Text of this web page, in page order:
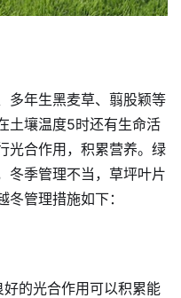
多年生黑麦草、翦股颖等
土壤温度5时还有生命活
光合作用，积累营养。绿
冬季管理不当，草坪叶片
管理措施如下：
的光合作用可以积累能